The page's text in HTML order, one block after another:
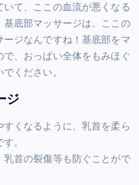
て、ここの血流が悪くなる
基底部マッサージは、ここの
ジなんですね！基底部をマ
、おっぱい全体をもみほぐ
ください。
ジ
くなるように、乳首を柔ら
。
乳首の裂傷等も防ぐことがで